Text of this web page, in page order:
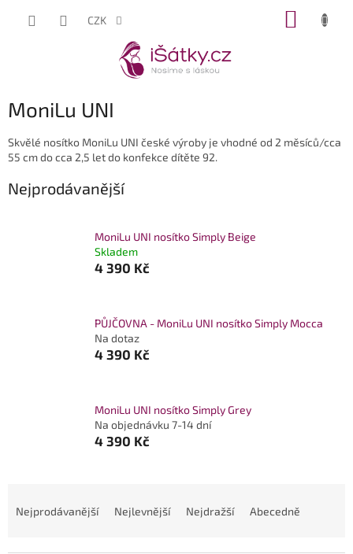
CZK
MoniLu UNI
Skvělé nosítko MoniLu UNI české výroby je vhodné od 2 měsíců/cca
55 cm do cca 2,5 let do konfekce dítěte 92.
Nejprodávanější
MoniLu UNI nosítko Simply Beige
Skladem
4 390 Kč
PŮJČOVNA - MoniLu UNI nosítko Simply Mocca
Na dotaz
4 390 Kč
MoniLu UNI nosítko Simply Grey
Na objednávku 7-14 dní
4 390 Kč
Nejprodávanější Nejlevnější Nejdražší Abecedně